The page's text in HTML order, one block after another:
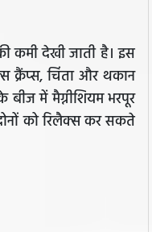
कमी देखी जाती है। इस
क्रैंप्स, चिंता और थकान
में मैग्नीशियम भरपूर
को रिलैक्स कर सकते